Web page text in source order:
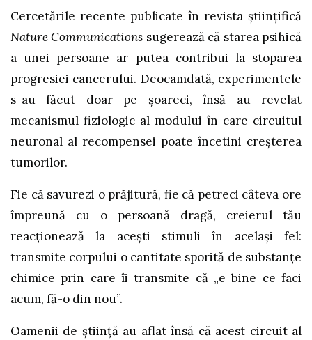
Cercetările recente publicate în revista științifică
Nature Communications sugerează că starea psihică
a unei persoane ar putea contribui la stoparea
progresiei cancerului. Deocamdată, experimentele
s-au făcut doar pe șoareci, însă au revelat
mecanismul fiziologic al modului în care circuitul
neuronal al recompensei poate încetini creșterea
tumorilor.
Fie că savurezi o prăjitură, fie că petreci câteva ore
împreună cu o persoană dragă, creierul tău
reacționează la acești stimuli în același fel:
transmite corpului o cantitate sporită de substanțe
chimice prin care îi transmite că „e bine ce faci
acum, fă-o din nou”.
Oamenii de știință au aflat însă că acest circuit al